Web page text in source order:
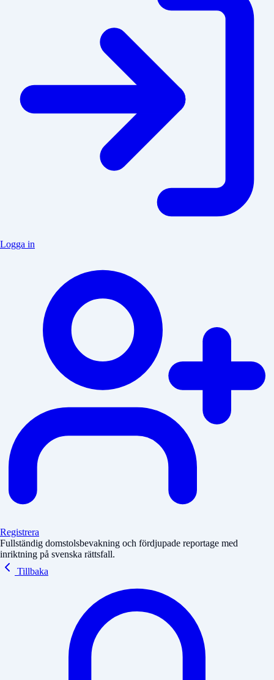
Logga in
Registrera
Fullständig domstolsbevakning och fördjupade reportage med
inriktning på svenska rättsfall.
Tillbaka